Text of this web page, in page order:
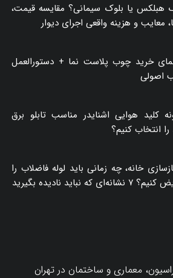
یا بلوک سیمانی؟ مقایسه قیمت،
معایب و هزینه واقعی اجرای دیوار
خرید چوب پلاست نما + دستورالعمل
کلید هوایی اشنایدر مناسب تابلو برق
انتخاب کنیم؟
خانه، چه زمانی باید لوله فاضلاب را
که نباید نادیده بگیرید
معماری و ساختمان در تهران